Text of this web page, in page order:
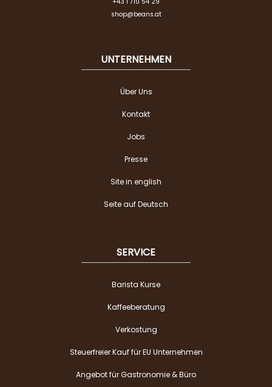
shop@beans.at
UNTERNEHMEN
Über Uns
Kontakt
Jobs
Presse
Site in english
Seite auf Deutsch
SERVICE
Barista Kurse
Kaffeeberatung
Verkostung
Steuerfreier Kauf für EU Unternehmen
Angebot für Gastronomie & Büro